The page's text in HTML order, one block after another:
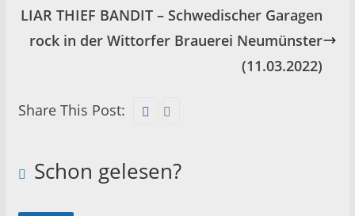
LIAR THIEF BANDIT – Schwedischer Garagen
rock in der Wittorfer Brauerei Neumünster
(11.03.2022)
Share This Post:
Schon gelesen?